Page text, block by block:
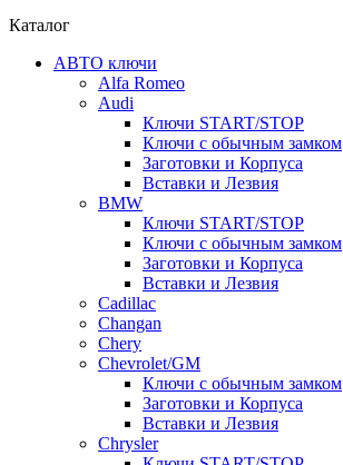
Каталог
АВТО ключи
Alfa Romeo
Audi
Ключи START/STOP
Ключи с обычным замком
Заготовки и Корпуса
Вставки и Лезвия
BMW
Ключи START/STOP
Ключи с обычным замком
Заготовки и Корпуса
Вставки и Лезвия
Cadillac
Changan
Chery
Chevrolet/GM
Ключи с обычным замком
Заготовки и Корпуса
Вставки и Лезвия
Chrysler